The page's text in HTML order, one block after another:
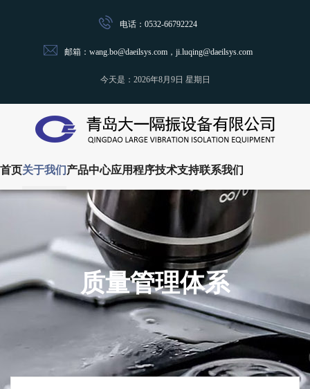
电话：0532-66792224
邮箱：wang.bo@daeilsys.com，ji.luqing@daeilsys.com
今天是： 2026年8月9日 星期日
首页关于我们产品中心应用程序技术支持联系我们
质量管理体系